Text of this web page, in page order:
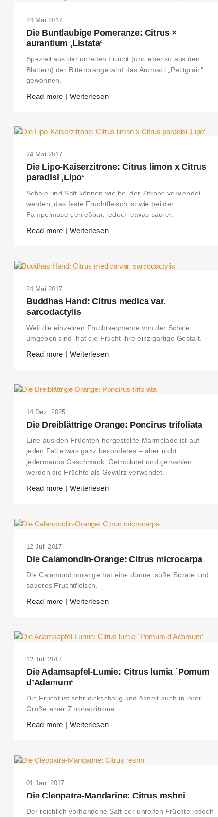
WEBSITE! NON-GERMAN SPEAKERS PLEASE USE THE SEARCH
24 Mai 2017
Die Buntlaubige Pomeranze: Citrus ×
aurantium ‚Listata‘
Speziell aus der unreifen Frucht (und ebenso aus den
Blättern) der Bitterorange wird das Aromaöl „Petitgrain“
gewonnen.
Read more | Weiterlesen
24 Mai 2017
Die Lipo-Kaiserzitrone: Citrus limon x Citrus
paradisi ‚Lipo‘
Schale und Saft können wie bei der Zitrone verwendet
werden, das feste Fruchtfleisch ist wie bei der
Pampelmuse genießbar, jedoch etwas saurer.
Read more | Weiterlesen
24 Mai 2017
Buddhas Hand: Citrus medica var.
sarcodactylis
Weil die einzelnen Fruchtsegmente von der Schale
umgeben sind, hat die Frucht ihre einzigartige Gestalt.
Read more | Weiterlesen
14 Dez. 2025
Die Dreiblättrige Orange: Poncirus trifoliata
Eine aus den Früchten hergestellte Marmelade ist auf
jeden Fall etwas ganz besonderes – aber nicht
jedermanns Geschmack. Getrocknet und gemahlen
werden die Früchte als Gewürz verwendet.
Read more | Weiterlesen
12 Juli 2017
Die Calamondin-Orange: Citrus microcarpa
Die Calamondinorange hat eine dünne, süße Schale und
saueres Fruchtfleisch.
Read more | Weiterlesen
12 Juli 2017
Die Adamsapfel-Lumie: Citrus lumia ´Pomum
d’Adamum‘
Die Frucht ist sehr dickschalig und ähnelt auch in ihrer
Größe einer Zitronatzitrone.
Read more | Weiterlesen
01 Jan. 2017
Die Cleopatra-Mandarine: Citrus reshni
Der reichlich vorhandene Saft der unreifen Früchte jedoch